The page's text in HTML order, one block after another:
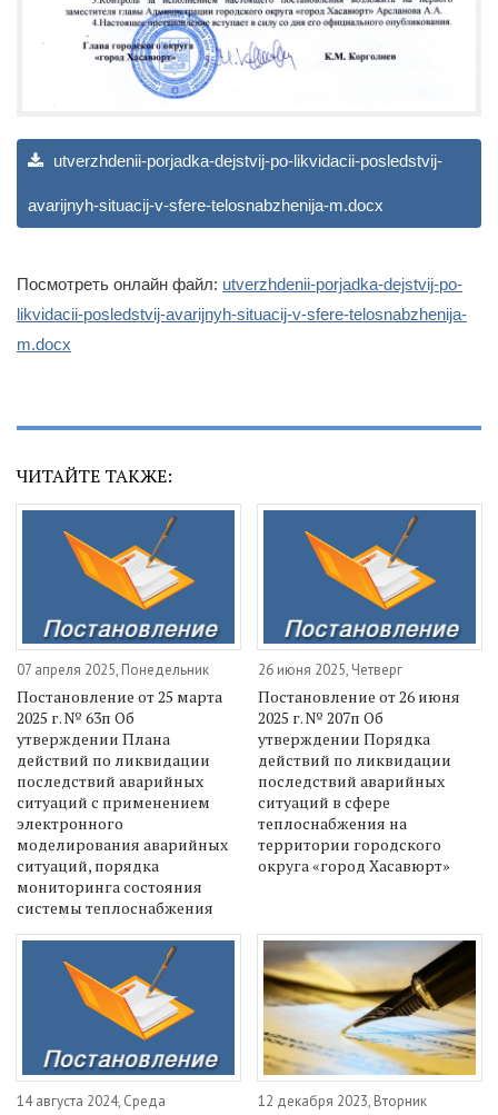
utverzhdenii-porjadka-dejstvij-po-likvidacii-posledstvij-
avarijnyh-situacij-v-sfere-telosnabzhenija-m.docx
Посмотреть онлайн файл: utverzhdenii-porjadka-dejstvij-po-
likvidacii-posledstvij-avarijnyh-situacij-v-sfere-telosnabzhenija-
m.docx
ЧИТАЙТЕ ТАКЖЕ:
07 апреля 2025, Понедельник
Постановление от 25 марта
2025 г. № 63п Об
утверждении Плана
действий по ликвидации
последствий аварийных
ситуаций с применением
электронного
моделирования аварийных
ситуаций, порядка
мониторинга состояния
системы теплоснабжения
26 июня 2025, Четверг
Постановление от 26 июня
2025 г. № 207п Об
утверждении Порядка
действий по ликвидации
последствий аварийных
ситуаций в сфере
теплоснабжения на
территории городского
округа «город Хасавюрт»
14 августа 2024, Среда 12 декабря 2023, Вторник